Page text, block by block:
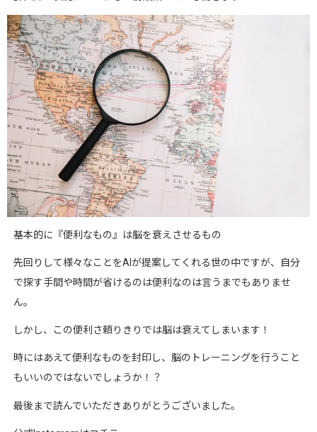
基本的に 『便利なもの』は脳を衰えさせるもの
先回りして様々なことをAI が提案してくれる世の中ですが、自分
で探す手間や時間が省けるのは便利なのは言うまでもありませ
ん。
しかし、この便利さ頼りきりでは脳は衰えてしまいます！
時にはあえて便利なものを封印し、脳のトレーニングを行うこと
もいいのではないでしょうか！？
最後まで読んでいただきありがとうございました。